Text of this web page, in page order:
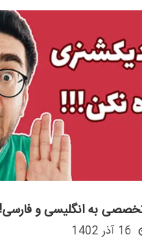
به انگلیسی و فارسی!
16 آذر 1402